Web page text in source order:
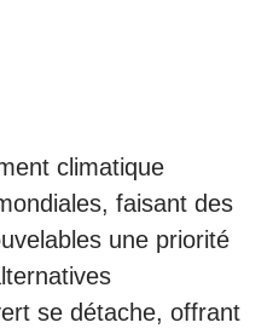
climatique
faisant des
une priorité
se détache, offrant